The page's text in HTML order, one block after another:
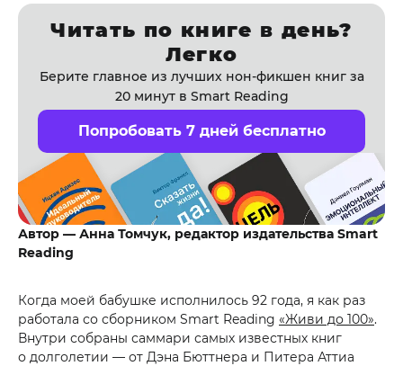
Читать по книге в день?
Легко
Берите главное из лучших нон-фикшен книг за
20 минут в Smart Reading
Попробовать 7 дней бесплатно
Автор — Анна Томчук, редактор издательства Smart
Reading
Когда моей бабушке исполнилось 92 года, я как раз
работала со сборником Smart Reading «Живи до 100».
Внутри собраны саммари самых известных книг
о долголетии — от Дэна Бюттнера и Питера Аттиа